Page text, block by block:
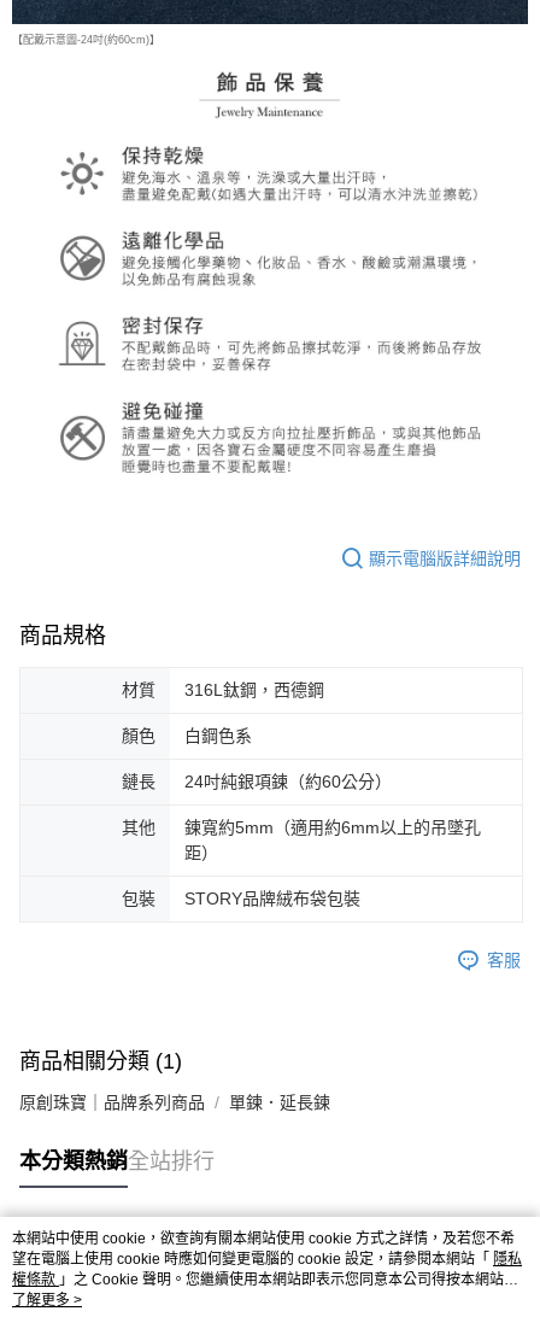
【配戴示意圖-24吋(約60cm)】
顯示電腦版詳細說明
商品規格
材質 316L鈦鋼，西德鋼
顏色 白鋼色系
鏈長 24吋純銀項鍊（約60公分）
其他
鍊寬約5mm（適用約6mm以上的吊墜孔
距）
包裝 STORY品牌絨布袋包裝
客服
商品相關分類 (1)
原創珠寶｜品牌系列商品 單鍊．延長鍊
本分類熱銷全站排行
熱門標籤
本網站中使用 cookie，欲查詢有關本網站使用 cookie 方式之詳情，及若您不希
望在電腦上使用 cookie 時應如何變更電腦的 cookie 設定，請參閱本網站「 隱私
權條款 」之 Cookie 聲明。您繼續使用本網站即表示您同意本公司得按本網站使
用條款之 Cookie 聲明使用 cookie。
了解更多 >